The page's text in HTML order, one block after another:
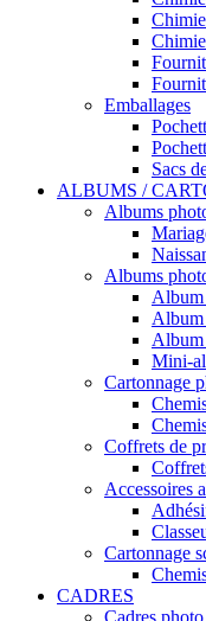
Emballages
Sacs
ALBUMS /
Albums
Albums
Album
Album
Album
Mini-
Cartonnage
Coffrets de
Accessoires
Cartonnage
CADRES
Cadres photo